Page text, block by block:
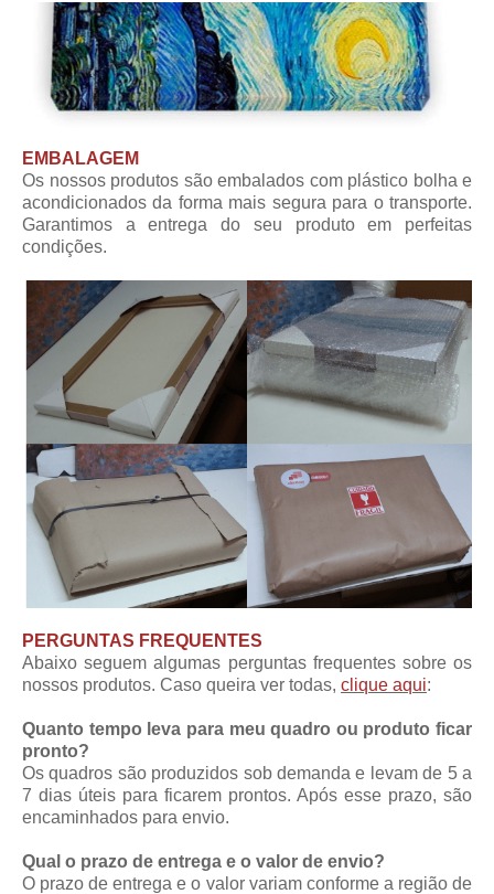
EMBALAGEM
Os nossos produtos são embalados com plástico bolha e
acondicionados da forma mais segura para o transporte.
Garantimos a entrega do seu produto em perfeitas
condições.
PERGUNTAS FREQUENTES
Abaixo seguem algumas perguntas frequentes sobre os
nossos produtos. Caso queira ver todas, clique aqui:
Quanto tempo leva para meu quadro ou produto ficar
pronto?
Os quadros são produzidos sob demanda e levam de 5 a
7 dias úteis para ficarem prontos. Após esse prazo, são
encaminhados para envio.
Qual o prazo de entrega e o valor de envio?
O prazo de entrega e o valor variam conforme a região de